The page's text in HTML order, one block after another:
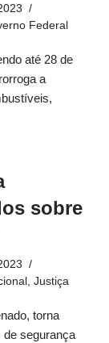
Federal
até 28 de
a
sobre
, Justiça
torna
de segurança